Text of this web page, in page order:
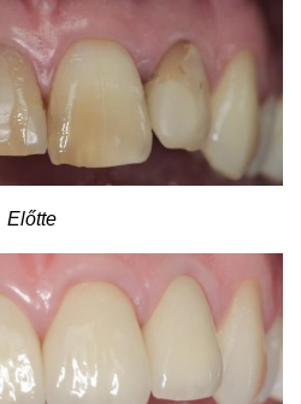
Előtte